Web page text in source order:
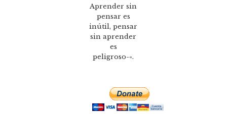
Aprender sin
pensar es
inútil, pensar
sin aprender
es
peligroso-«.